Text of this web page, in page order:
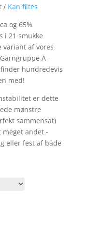
/ Kan filtes
og 65%
i 21 smukke
variant af vores
A -
hundredevis
med!
er dette
mønstre
sammensat)
andet -
eller fest af både